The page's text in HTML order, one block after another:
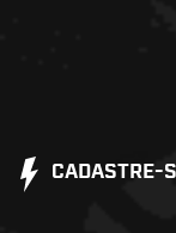
CADASTRE-